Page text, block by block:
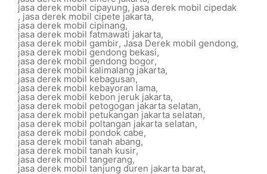
jasa derek mobil cipayung, jasa derek mobil cipedak
, jasa derek mobil cipete jakarta,
jasa derek mobil cipinang,
jasa derek mobil fatmawati jakarta,
jasa derek mobil gambir, Jasa Derek mobil gendong,
jasa derek mobil gendong bekasi,
jasa derek mobil gendong bogor,
jasa derek mobil kalimalang jakarta,
jasa derek mobil kebagusan,
jasa derek mobil kebayoran lama,
jasa derek mobil kebon jeruk jakarta,
jasa derek mobil petogogan jakarta selatan,
jasa derek mobil petukangan jakarta selatan,
jasa derek mobil poltangan jakarta selatan,
jasa derek mobil pondok cabe,
jasa derek mobil tanah abang,
jasa derek mobil tanah kusir,
jasa derek mobil tangerang,
jasa derek mobil tanjung duren jakarta barat,